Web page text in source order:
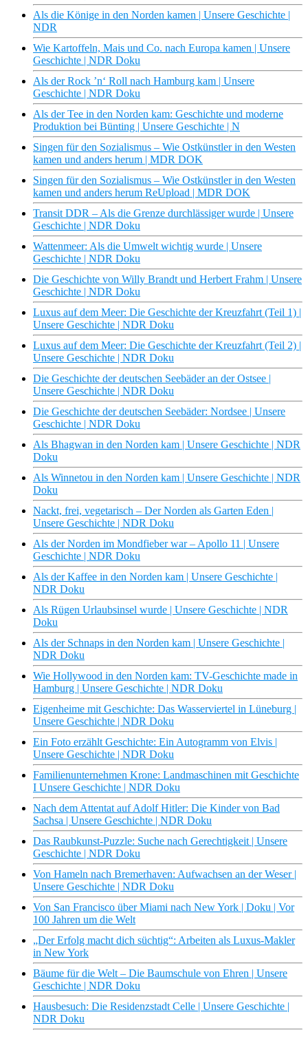
Als die Könige in den Norden kamen | Unsere Geschichte |
NDR
Wie Kartoffeln, Mais und Co. nach Europa kamen | Unsere
Geschichte | NDR Doku
Als der Rock ’n‘ Roll nach Hamburg kam | Unsere
Geschichte | NDR Doku
Als der Tee in den Norden kam: Geschichte und moderne
Produktion bei Bünting | Unsere Geschichte | N
Singen für den Sozialismus – Wie Ostkünstler in den Westen
kamen und anders herum | MDR DOK
Singen für den Sozialismus – Wie Ostkünstler in den Westen
kamen und anders herum ReUpload | MDR DOK
Transit DDR – Als die Grenze durchlässiger wurde | Unsere
Geschichte | NDR Doku
Wattenmeer: Als die Umwelt wichtig wurde | Unsere
Geschichte | NDR Doku
Die Geschichte von Willy Brandt und Herbert Frahm | Unsere
Geschichte | NDR Doku
Luxus auf dem Meer: Die Geschichte der Kreuzfahrt (Teil 1) |
Unsere Geschichte | NDR Doku
Luxus auf dem Meer: Die Geschichte der Kreuzfahrt (Teil 2) |
Unsere Geschichte | NDR Doku
Die Geschichte der deutschen Seebäder an der Ostsee |
Unsere Geschichte | NDR Doku
Die Geschichte der deutschen Seebäder: Nordsee | Unsere
Geschichte | NDR Doku
Als Bhagwan in den Norden kam | Unsere Geschichte | NDR
Doku
Als Winnetou in den Norden kam | Unsere Geschichte | NDR
Doku
Nackt, frei, vegetarisch – Der Norden als Garten Eden |
Unsere Geschichte | NDR Doku
Als der Norden im Mondfieber war – Apollo 11 | Unsere
Geschichte | NDR Doku
Als der Kaffee in den Norden kam | Unsere Geschichte |
NDR Doku
Als Rügen Urlaubsinsel wurde | Unsere Geschichte | NDR
Doku
Als der Schnaps in den Norden kam | Unsere Geschichte |
NDR Doku
Wie Hollywood in den Norden kam: TV-Geschichte made in
Hamburg | Unsere Geschichte | NDR Doku
Eigenheime mit Geschichte: Das Wasserviertel in Lüneburg |
Unsere Geschichte | NDR Doku
Ein Foto erzählt Geschichte: Ein Autogramm von Elvis |
Unsere Geschichte | NDR Doku
Familienunternehmen Krone: Landmaschinen mit Geschichte
I Unsere Geschichte | NDR Doku
Nach dem Attentat auf Adolf Hitler: Die Kinder von Bad
Sachsa | Unsere Geschichte | NDR Doku
Das Raubkunst-Puzzle: Suche nach Gerechtigkeit | Unsere
Geschichte | NDR Doku
Von Hameln nach Bremerhaven: Aufwachsen an der Weser |
Unsere Geschichte | NDR Doku
Von San Francisco über Miami nach New York | Doku | Vor
100 Jahren um die Welt
„Der Erfolg macht dich süchtig“: Arbeiten als Luxus-Makler
in New York
Bäume für die Welt – Die Baumschule von Ehren | Unsere
Geschichte | NDR Doku
Hausbesuch: Die Residenzstadt Celle | Unsere Geschichte |
NDR Doku